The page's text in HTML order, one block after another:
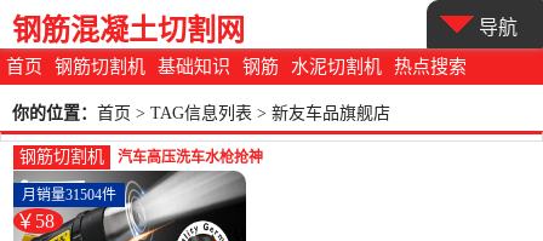
首页 钢筋切割机 基础知识 钢筋 水泥切割机 热点搜索
钢筋混凝土切割网 导航
你的位置： 首页 > TAG信息列表 > 新友车品旗舰店
钢筋切割机
汽车高压洗车水枪抢神
器冲工具伸缩水管软管
家用自来水-钢筋切割工
具(新友车品旗舰店仅售
￥58
月销量31504件